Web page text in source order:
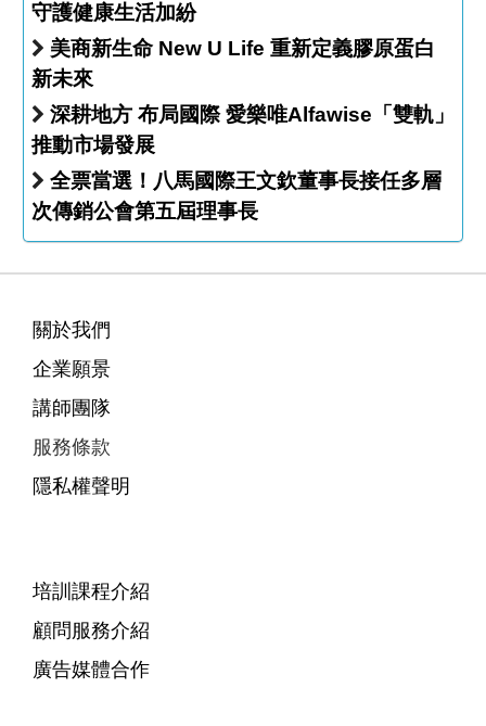
守護健康生活加紛
美商新生命 New U Life 重新定義膠原蛋白
新未來
深耕地方 布局國際 愛樂唯Alfawise「雙軌」
推動市場發展
全票當選！八馬國際王文欽董事長接任多層
次傳銷公會第五屆理事長
關於我們
企業願景
講師團隊
服務條款
隱私權聲明
培訓課程介紹
顧問服務介紹
廣告媒體合作